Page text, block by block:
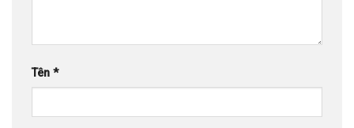
Tên *